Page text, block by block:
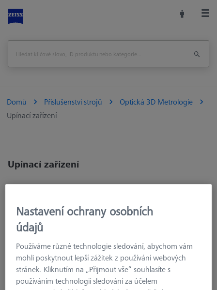
Domů Příslušenství strojů
Optická 3D Metrologie
Upínací zařízení
Upínací zařízení
Nastavení ochrany osobních
údajů
Používáme různé technologie sledování, abychom vám
mohli poskytnout lepší zážitek z používání webových
stránek. Kliknutím na „Přijmout vše“ souhlasíte s
používáním technologií sledování za účelem